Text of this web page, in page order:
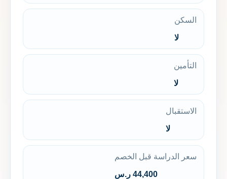
السكن
لا
التأمين
لا
الاستقبال
لا
سعر الدراسة قبل الخصم
44,400 ر.س